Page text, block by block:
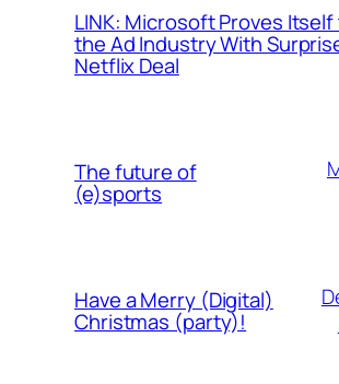
LINK: Microsoft Proves
the Ad Industry With
Netflix Deal
The future of
(e)sports
Have a Merry (Digital)
Christmas (party)!